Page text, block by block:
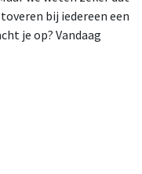
bij iedereen een
je op? Vandaag